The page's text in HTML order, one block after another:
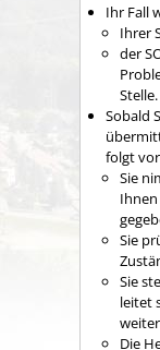
Ihr Fall
Ihrer
der
Stelle.
Sobald
folgt
Sie
Sie
Sie
leitet
Die